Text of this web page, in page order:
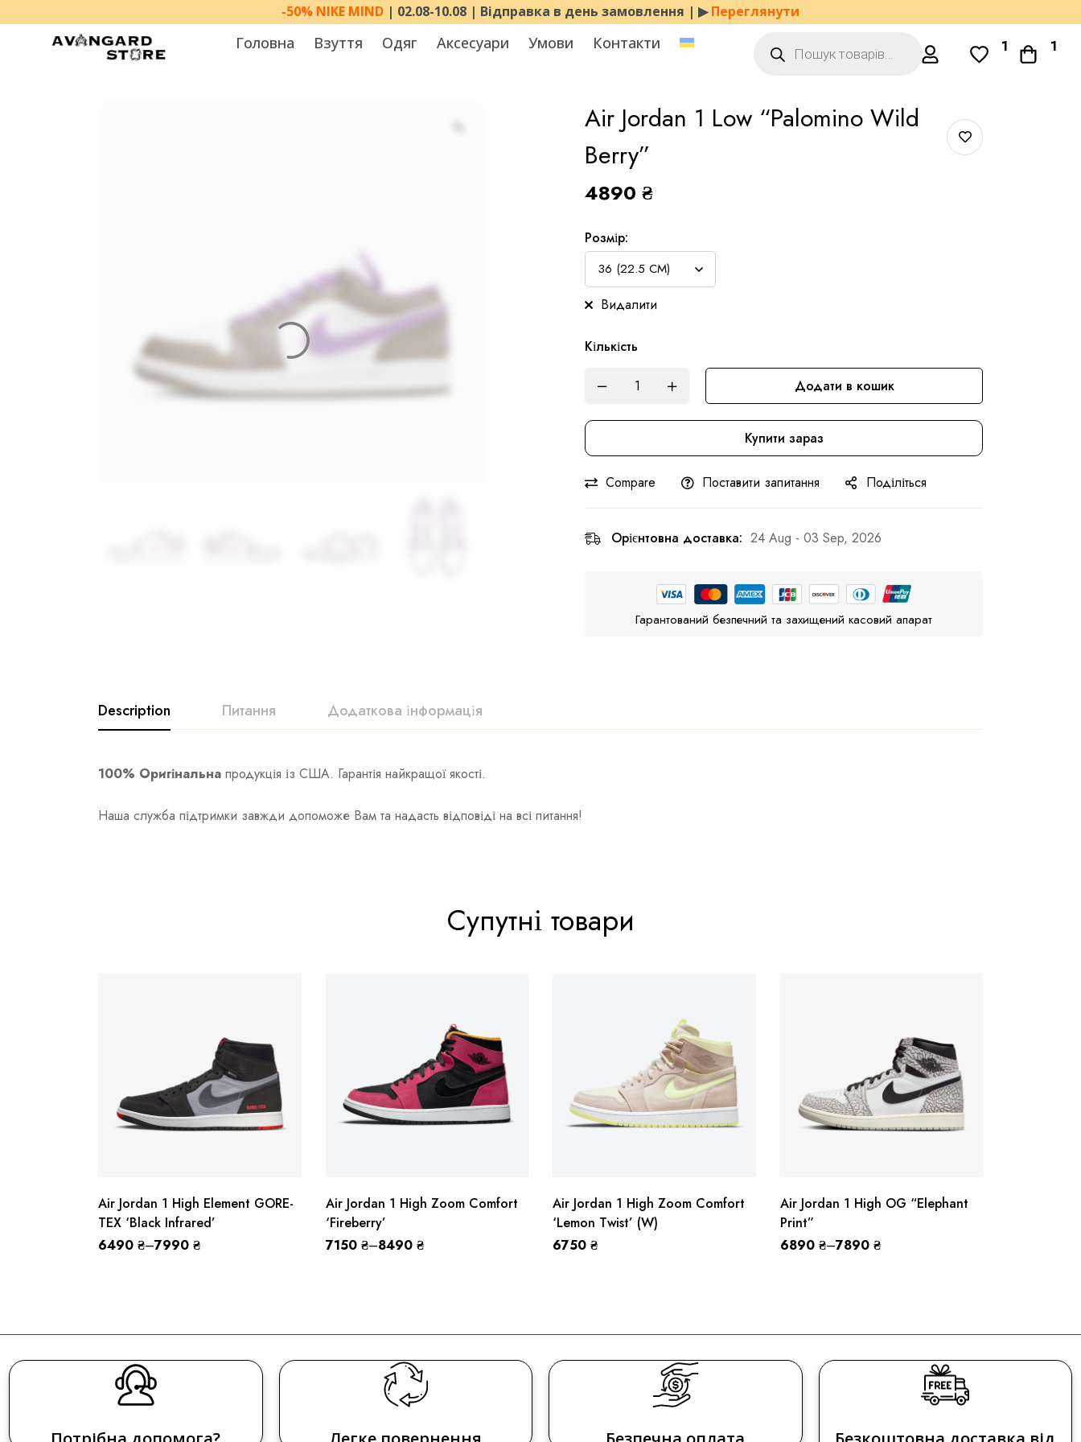
-50% NIKE MIND | 02.08-10.08 | Відправка в день замовлення | ▶︎Переглянути
Головна Взуття Одяг Аксесуари Умови Контакти 1 1
Air Jordan 1 Low “Palomino Wild
Berry”
4890 ₴
Розмір:
Видалити
Кількість
Додати в кошик
Купити зараз
Compare Поставити запитання Поділіться
Орієнтовна доставка: 24 Aug - 03 Sep, 2026
Гарантований безпечний та захищений касовий апарат
Description Питання Додаткова інформація
100% Оригінальна продукція із США. Гарантія найкращої якості.
Наша служба підтримки завжди допоможе Вам та надасть відповіді на всі питання!
Супутні товари
Air Jordan 1 High Element GORE-
TEX ‘Black Infrared’
6490 ₴–7990 ₴
Air Jordan 1 High Zoom Comfort
‘Fireberry’
7150 ₴–8490 ₴
Air Jordan 1 High Zoom Comfort
‘Lemon Twist’ (W)
6750 ₴
Air Jordan 1 High OG “Elephant
Print”
6890 ₴–7890 ₴